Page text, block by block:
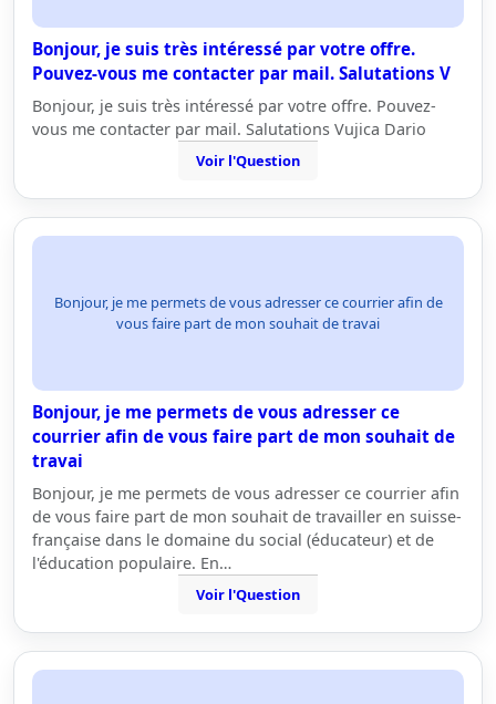
Bonjour, je suis très intéressé par votre offre.
Pouvez-vous me contacter par mail. Salutations V
Bonjour, je suis très intéressé par votre offre. Pouvez-
vous me contacter par mail. Salutations Vujica Dario
Voir l'Question
Bonjour, je me permets de vous adresser ce courrier afin de
vous faire part de mon souhait de travai
Bonjour, je me permets de vous adresser ce
courrier afin de vous faire part de mon souhait de
travai
Bonjour, je me permets de vous adresser ce courrier afin
de vous faire part de mon souhait de travailler en suisse-
française dans le domaine du social (éducateur) et de
l'éducation populaire. En…
Voir l'Question